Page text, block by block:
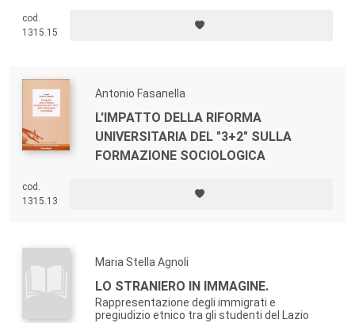
cod.
1315.15
Antonio Fasanella
L'IMPATTO DELLA RIFORMA
UNIVERSITARIA DEL "3+2" SULLA
FORMAZIONE SOCIOLOGICA
cod.
1315.13
Maria Stella Agnoli
LO STRANIERO IN IMMAGINE.
Rappresentazione degli immigrati e
pregiudizio etnico tra gli studenti del Lazio